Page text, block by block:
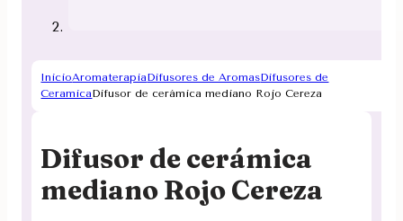
InicioAromaterapiaDifusores de AromasDifusores de
CeramicaDifusor de cerámica mediano Rojo Cereza
Difusor de cerámica
mediano Rojo Cereza